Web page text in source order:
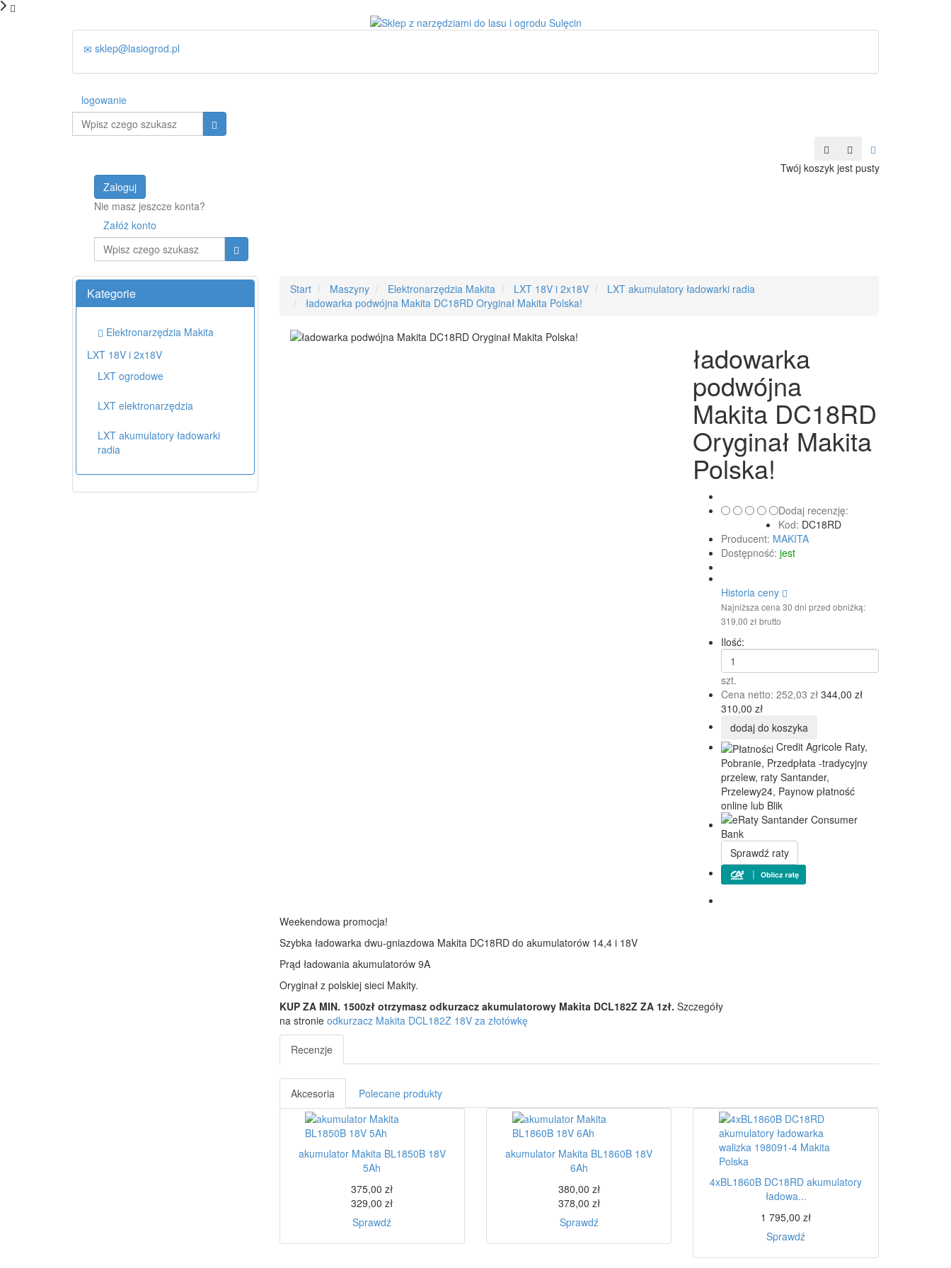
sklep@lasiogrod.pl
logowanie
Wyszukaj
Twój koszyk jest pusty
Zaloguj
Nie masz jeszcze konta?
Załóż konto
Wyszukaj
Start Maszyny Elektronarzędzia Makita LXT 18V i 2x18V
LXT akumulatory ładowarki radia
ładowarka podwójna Makita DC18RD Oryginał Makita Polska!
ładowarka
podwójna
Makita DC18RD
Oryginał Makita
Polska!
Dodaj recenzję:
Kod: DC18RD
Producent: MAKITA
Dostępność: jest
Historia ceny
Najniższa cena 30 dni przed obniżką:
319,00 zł brutto
Ilość:
szt.
Cena netto:252,03 zł 344,00 zł
310,00 zł
dodaj do koszyka
Credit Agricole Raty,
Pobranie, Przedpłata -tradycyjny
przelew, raty Santander,
Przelewy24, Paynow płatność
online lub Blik
Sprawdź raty
Weekendowa promocja!
Szybka ładowarka dwu-gniazdowa Makita DC18RD do akumulatorów 14,4 i 18V
Prąd ładowania akumulatorów 9A
Oryginał z polskiej sieci Makity.
KUP ZA MIN. 1500zł otrzymasz odkurzacz akumulatorowy Makita DCL182Z ZA 1zł. Szczegóły
na stronie odkurzacz Makita DCL182Z 18V za złotówkę
Recenzje
Akcesoria Polecane produkty
akumulator Makita BL1850B 18V
5Ah
375,00 zł
329,00 zł
Sprawdź
akumulator Makita BL1860B 18V
6Ah
380,00 zł
378,00 zł
Sprawdź
4xBL1860B DC18RD akumulatory
ładowa...
1 795,00 zł
Sprawdź
Kategorie
Elektronarzędzia Makita
LXT 18V i 2x18V
LXT ogrodowe
LXT elektronarzędzia
LXT akumulatory ładowarki
radia